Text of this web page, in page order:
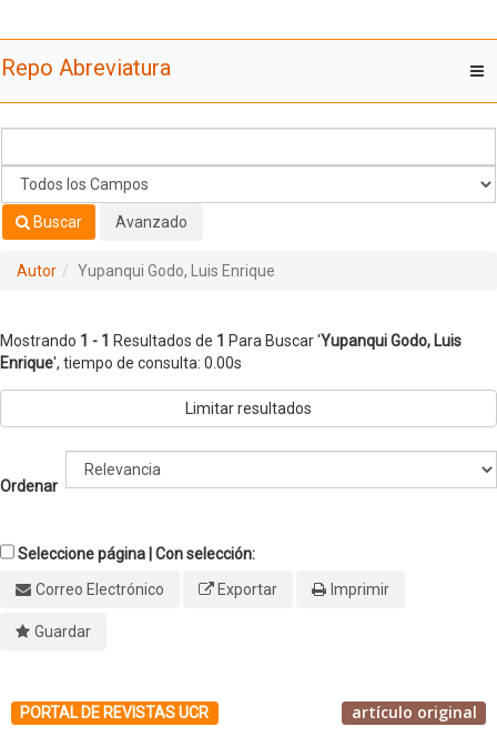
Enrique
Repo Abreviatura
Buscar Avanzado
Autor Yupanqui Godo, Luis Enrique
Mostrando 1 - 1 Resultados de 1 Para Buscar 'Yupanqui Godo, Luis
Enrique', tiempo de consulta: 0.00s
Limitar resultados
Ordenar
Seleccione página | Con selección:
Correo Electrónico
Exportar Imprimir
Guardar
PORTAL DE REVISTAS UCR artículo original